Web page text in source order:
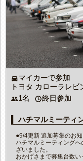
directions_carマイカーで参加
トヨタ カローラレビ
people1名 access_time終日参加
ハチマルミーティ
●9/4更新 追加募集のお
ハチマルミーティング
ざいました。
おかげさまで募集台数い